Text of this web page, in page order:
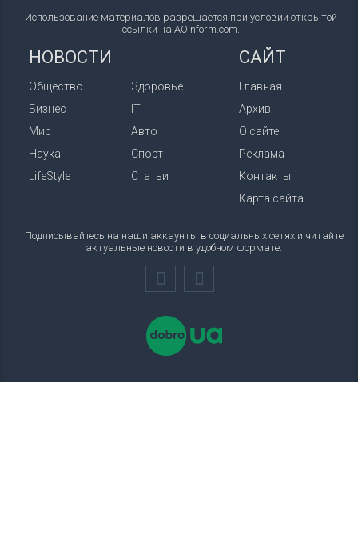
Использование материалов разрешается при условии открытой
ссылки на AOinform.com.
НОВОСТИ
Общество
Бизнес
Мир
Наука
LifeStyle
Здоровье
IT
Авто
Спорт
Статьи
САЙТ
Главная
Архив
О сайте
Реклама
Контакты
Карта сайта
Подписывайтесь на наши аккаунты в социальных сетях и читайте
актуальные новости в удобном формате.